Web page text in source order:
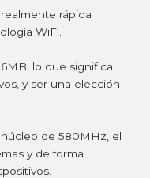
rápida
WiFi.
lo que significa
y ser una elección
de 580MHz, el
y de forma